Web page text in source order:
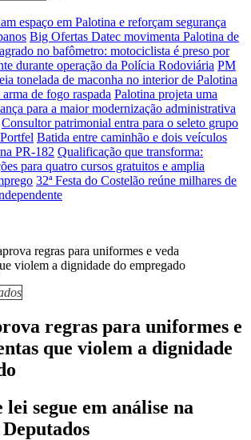
espaço em Palotina e reforçam segurança
Big Ofertas Datec movimenta Palotina de
no bafômetro: motociclista é preso por
durante operação da Polícia Rodoviária PM
tonelada de maconha no interior de Palotina
de fogo raspada Palotina projeta uma
para a maior modernização administrativa
Consultor patrimonial entra para o seleto grupo
Batida entre caminhão e dois veículos
PR-182 Qualificação que transforma:
para quatro cursos gratuitos e amplia
32ª Festa do Costelão reúne milhares de
regras para uniformes e
que violem a dignidade
segue em análise na